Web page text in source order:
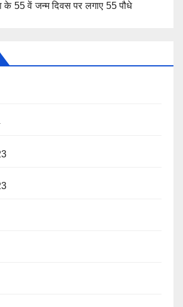
के 55 वें जन्म दिवस पर लगाए 55 पौधे